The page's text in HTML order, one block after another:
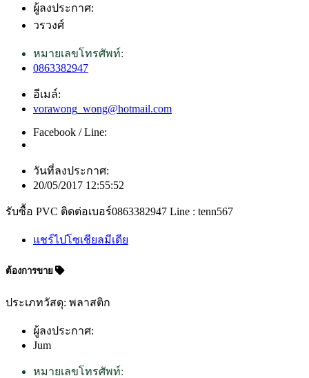
ผู้ลงประกาศ:
วรวงศ์
หมายเลขโทรศัพท์:
0863382947
อีเมล์:
vorawong_wong@hotmail.com
Facebook / Line:
วันที่ลงประกาศ:
20/05/2017 12:55:52
รับซื้อ PVC ติดต่อเบอร์0863382947 Line : tenn567
แชร์ไปโซเชียลมีเดีย
ต้องการขาย
ประเภทวัสดุ: พลาสติก
ผู้ลงประกาศ:
Jum
หมายเลขโทรศัพท์: